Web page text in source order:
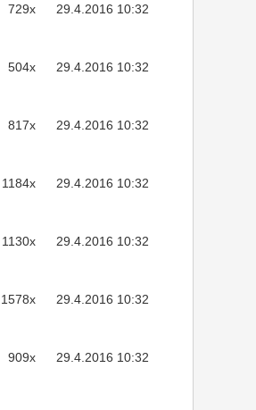
729x 29.4.2016 10:32
504x 29.4.2016 10:32
817x 29.4.2016 10:32
1184x 29.4.2016 10:32
1130x 29.4.2016 10:32
1578x 29.4.2016 10:32
909x 29.4.2016 10:32